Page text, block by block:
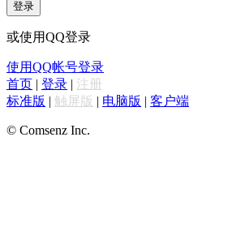
登录
或使用QQ登录
使用QQ帐号登录
首页 | 登录 | 注册
标准版 | 触屏版 | 电脑版 | 客户端
© Comsenz Inc.